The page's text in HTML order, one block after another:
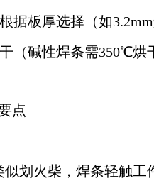
据板厚选择（如
（碱性焊条需350℃烘
点
划火柴，焊条轻触工